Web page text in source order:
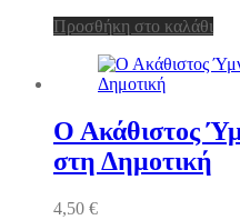
Προσθήκη στο καλάθι
Ο Ακάθιστος
στη Δημοτική
4,50 €